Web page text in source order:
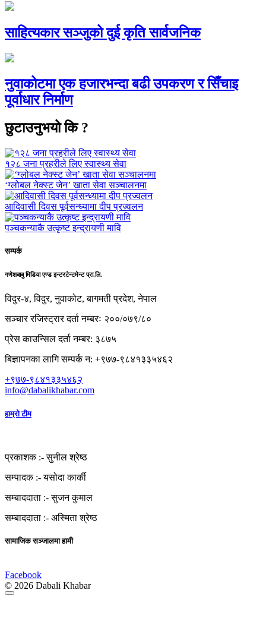
साहित्यकार सञ्जुको दुई कृति सार्वजनिक
नुवाकोटमा एक हजारभन्दा बढी उपकरण र सिँचाइ
पूर्वाधार निर्माण
छुटाउनुभयो कि ?
१२८ जना प्रहरीले लिए स्वास्थ्य सेवा
‘ग्लोबल नेक्स्ट जेन’ खाता सेवा सञ्चालनमा
आदिवासी दिवस पूर्वसन्ध्यामा दीप प्रज्वलन
पञ्चकन्याकै उत्कृष्ट इन्द्रायणी मावि
सम्पर्क
गणेशबाबु मिडिया एण्ड इन्टरटेन्टमेन्ट प्रा.लि.
विदुर-४, विदुर, नुवाकोट, बागमती प्रदेश, नेपाल
सञ्चार रजिस्ट्रार दर्ता नम्बरः २००/०७९/८०
प्रेस काउन्सिल दर्ता नम्बर: ३८७५
बिज्ञापनका लागि सम्पर्क न: +९७७-९८४१३३५४६२
+९७७-९८४१३३५४६२
info@dabalikhabar.com
हाम्रो टीम
प्रकाशक :-सुनील श्रेष्ठ
सम्पादक :-यसोदा कार्की
सम्बाददाता :-सुजन कुमाल
सम्बाददाता :- अस्मिता श्रेष्ठ
सामाजिक सञ्जालमा हामी
Facebook
© 2026 Dabali Khabar